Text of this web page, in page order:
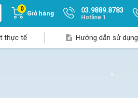
0
Giỏ hàng 03.9889.8783
Hotline 1
thực tế Hướng dẫn sử dụng